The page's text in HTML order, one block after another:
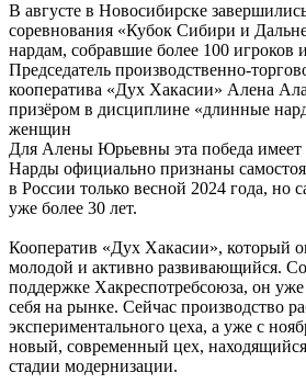
В августе в Новосибирске
соревнования «Кубок Сибири и
нардам, собравшие более 100 игроков
Председатель производственно-
кооператива «Дух Хакасии» Алена
призёром в дисциплине «длинные
женщин
Для Алены Юрьевны эта победа имеет
Нарды официально признаны
в России только весной 2024 года, но
уже более 30 лет.
Кооператив «Дух Хакасии», который
молодой и активно развивающийся.
поддержке Хакреспотребсоюза, он уже
себя на рынке. Сейчас производство
экспериментального цеха, а уже с
новый, современный цех,
стадии модернизации.